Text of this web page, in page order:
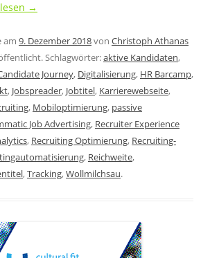
→
am 9. Dezember 2018von Christoph Athanas
Schlagwörter:aktive Kandidaten,
Journey, Digitalisierung, HR Barcamp,
, Jobspreader, Jobtitel, Karrierewebseite,
, Mobiloptimierung, passive
Job Advertising, Recruiter Experience
, Recruiting Optimierung, Recruiting-
, Reichweite,
,Tracking,Wollmilchsau.